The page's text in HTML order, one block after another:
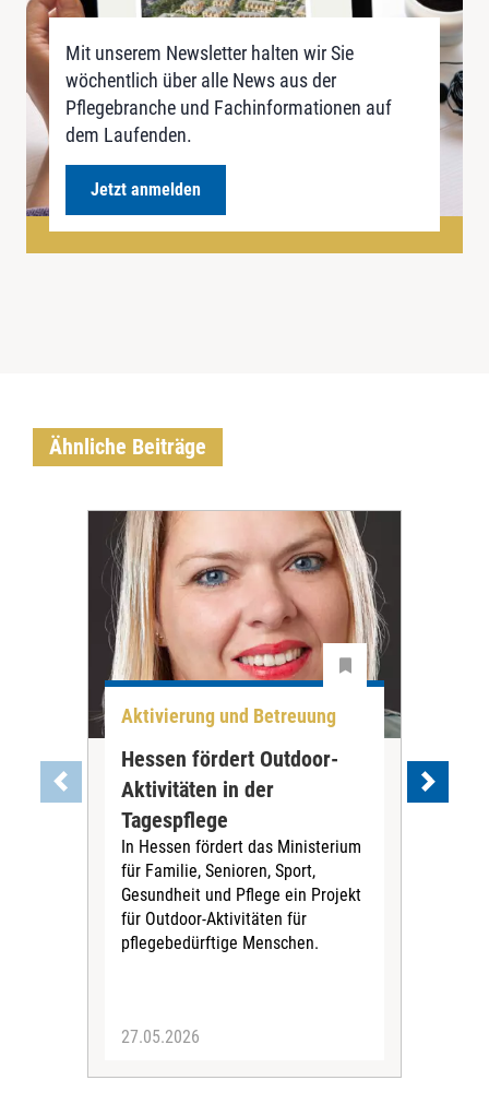
Mit unserem Newsletter halten wir Sie
wöchentlich über alle News aus der
Pflegebranche und Fachinformationen auf
dem Laufenden.
Jetzt anmelden
Ähnliche Beiträge
Aktivierung und Betreuung
Hessen fördert Outdoor-
Aktivitäten in der
Tagespflege
In Hessen fördert das Ministerium
für Familie, Senioren, Sport,
Gesundheit und Pflege ein Projekt
für Outdoor-Aktivitäten für
pflegebedürftige Menschen.
27.05.2026